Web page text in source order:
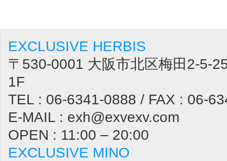
EXCLUSIVE HERBIS
〒530-0001 大阪市北区梅田2-5-
1F
TEL : 06-6341-0888 / FAX : 06-
E-MAIL : exh@exvexv.com
OPEN : 11:00 – 20:00
EXCLUSIVE MINO